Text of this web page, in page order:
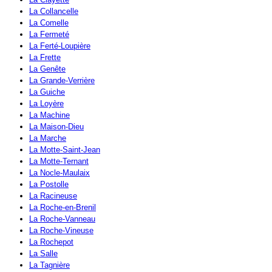
La Collancelle
La Comelle
La Fermeté
La Ferté-Loupière
La Frette
La Genête
La Grande-Verrière
La Guiche
La Loyère
La Machine
La Maison-Dieu
La Marche
La Motte-Saint-Jean
La Motte-Ternant
La Nocle-Maulaix
La Postolle
La Racineuse
La Roche-en-Brenil
La Roche-Vanneau
La Roche-Vineuse
La Rochepot
La Salle
La Tagnière